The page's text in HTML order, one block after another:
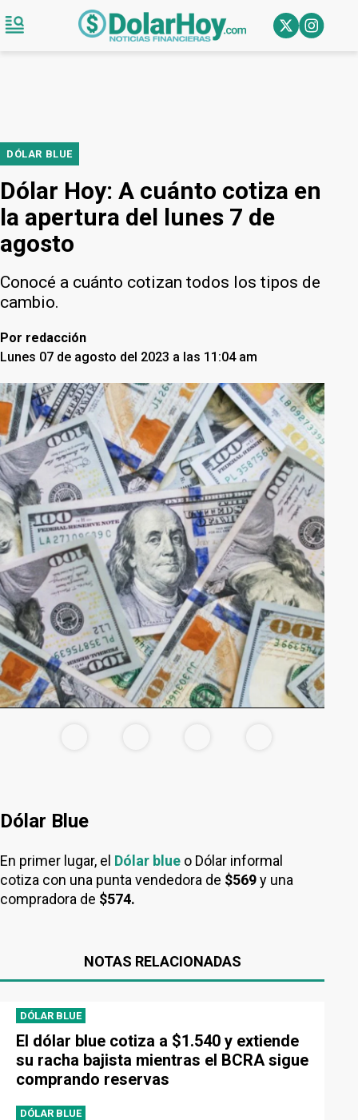
DÓLAR BLUE
Dólar Hoy: A cuánto cotiza en
la apertura del lunes 7 de
agosto
Conocé a cuánto cotizan todos los tipos de
cambio.
Por redacción
Lunes 07 de agosto del 2023 a las 11:04 am
Dólar Blue
En primer lugar, el Dólar blue o Dólar informal
cotiza con una punta vendedora de $569y una
compradora de $574.
NOTAS RELACIONADAS
DÓLAR BLUE
El dólar blue cotiza a $1.540 y extiende
su racha bajista mientras el BCRA sigue
comprando reservas
DÓLAR BLUE